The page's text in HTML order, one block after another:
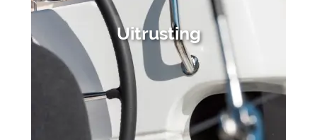
Uitrusting